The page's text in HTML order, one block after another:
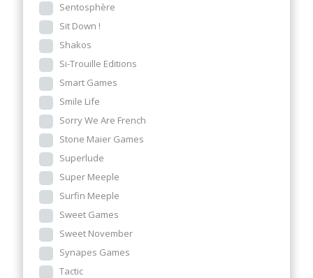
Sentosphère
Sit Down !
Shakos
Si-Trouille Editions
Smart Games
Smile Life
Sorry We Are French
Stone Maier Games
Superlude
Super Meeple
Surfin Meeple
Sweet Games
Sweet November
Synapes Games
Tactic